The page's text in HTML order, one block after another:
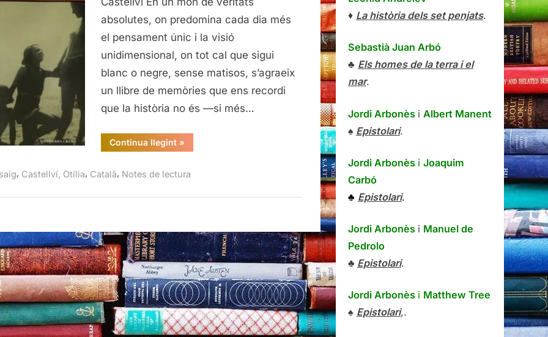
Barcelona
nazi,
Otília
Castellví,
absolutes, on predomina cada dia més
el pensament únic i la visió
unidimensional, on tot cal que sigui
blanc o negre, sense matisos, s’agraeix
un llibre de memòries que ens recordi
que la història no és —si més…
Continua llegint“De
les
Barcelona
Crema,
2003”
»
, Castellví, Otília, Català, Notes de lectura
♦ La història dels set penjats.
Sebastià Juan Arbó
♣ Els homes de la terra i el
mar.
Jordi Arbonès i Albert Manent
♠ Epistolari.
Jordi Arbonès i Joaquim
Carbó
♣ Epistolari.
Jordi Arbonès i Manuel de
Pedrolo
♣ Epistolari.
Jordi Arbonès i Matthew Tree
♠ Epistolari,.